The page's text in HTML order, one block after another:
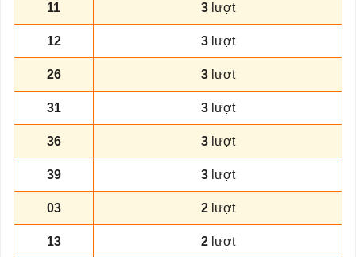
11 3 lượt
12 3 lượt
26 3 lượt
31 3 lượt
36 3 lượt
39 3 lượt
03 2 lượt
13 2 lượt